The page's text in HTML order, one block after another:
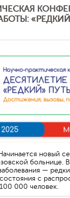
новый
больнице.
—
с
000 человек.